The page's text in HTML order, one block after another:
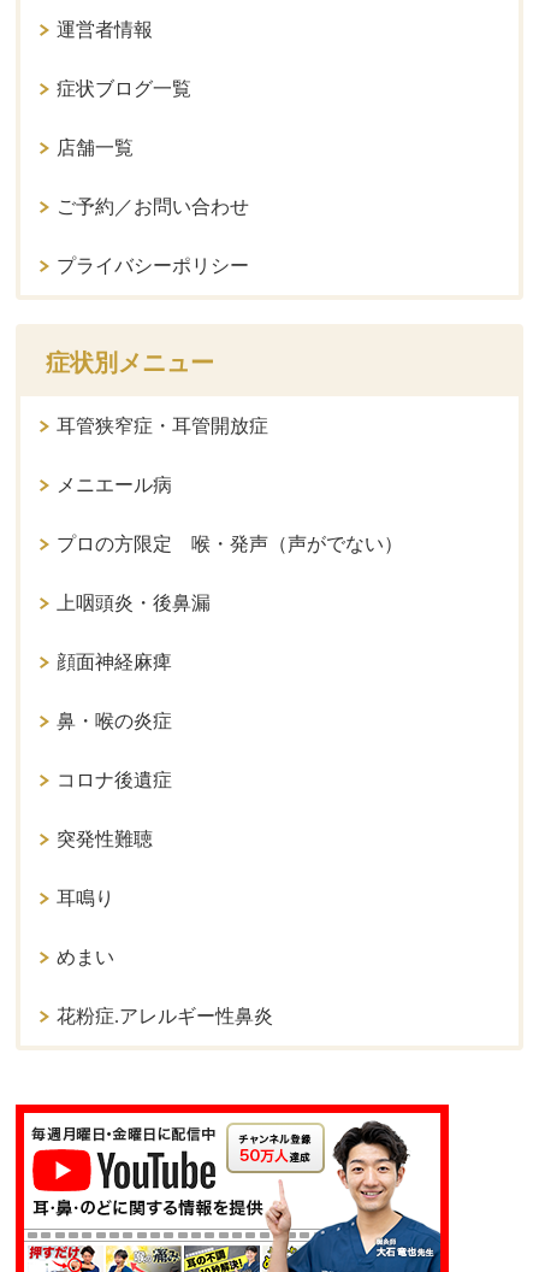
運営者情報
症状ブログ一覧
店舗一覧
ご予約／お問い合わせ
プライバシーポリシー
症状別メニュー
耳管狭窄症・耳管開放症
メニエール病
プロの方限定 喉・発声（声がでない）
上咽頭炎・後鼻漏
顔面神経麻痺
鼻・喉の炎症
コロナ後遺症
突発性難聴
耳鳴り
めまい
花粉症.アレルギー性鼻炎